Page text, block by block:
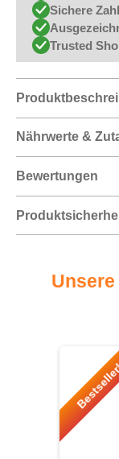
Sichere
Trusted
Nährwerte &
Bewertungen